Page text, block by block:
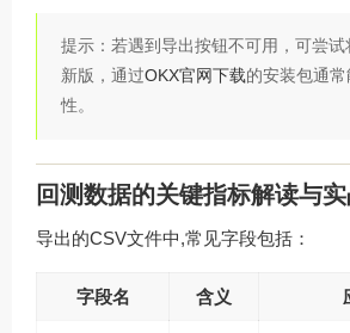
提示：若遇到导出按钮不可用，可尝试
新版，通过OKX官网下载的安装包通
性。
回测数据的关键指标解读与
导出的CSV文件中,常见字段包括：
字段名 含义